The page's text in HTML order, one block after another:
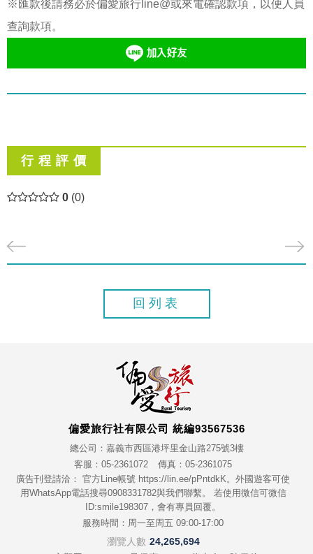
※匯款後請務必於偏愛旅行line@或來電確認款項，以便人員
查詢款項。
行 程 評 價
0 (0)
回列表
偏愛旅行社有限公司 統編93567536
總公司：嘉義市西區港坪里金山路275號3樓
客服：05-2361072
傳真：05-2361075
廣告刊登請洽： 官方Line帳號 https://lin.ee/pPntdkK。外國遊客可使
用WhatsApp電話搜尋0908331782與我們聯繫。 若使用微信可微信
ID:smile198307，會有專員回覆。
服務時間：周一至周五 09:00-17:00
瀏覽人數 24,265,694